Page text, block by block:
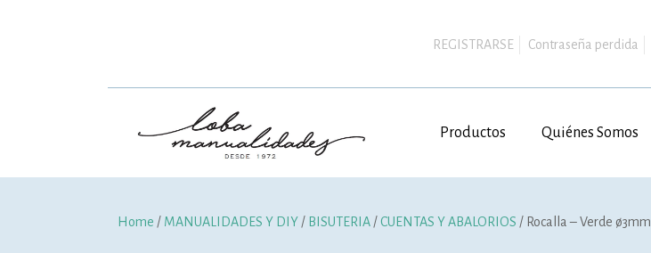
REGISTRARSE Contraseña perdida
Productos Quiénes Somos
Home / MANUALIDADES Y DIY / BISUTERIA /CUENTAS Y ABALORIOS / Rocalla – Verde ø3mm